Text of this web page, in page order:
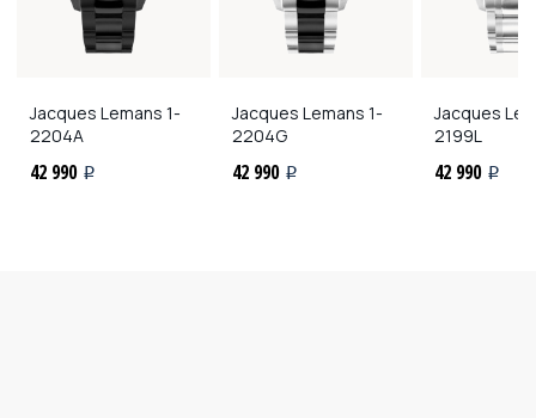
Jacques Lemans 1-
2204A
42 990 i
Jacques Lemans 1-
2204G
42 990 i
Jacques
2199L
42 990 i